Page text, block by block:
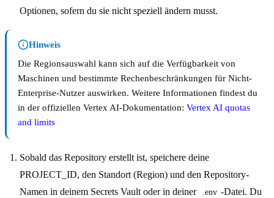
Optionen, sofern du sie nicht speziell ändern musst.
Hinweis
Die Regionsauswahl kann sich auf die Verfügbarkeit von
Maschinen und bestimmte Rechenbeschränkungen für Nicht-
Enterprise-Nutzer auswirken. Weitere Informationen findest du
in der offiziellen Vertex AI-Dokumentation: Vertex AI quotas
and limits
Sobald das Repository erstellt ist, speichere deine
PROJECT_ID, den Standort (Region) und den Repository-
Namen in deinem Secrets Vault oder in deiner
.env -Datei. Du